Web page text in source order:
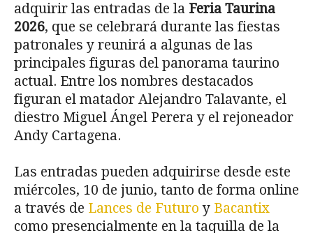
adquirir las entradas de la Feria Taurina
2026, que se celebrará durante las fiestas
patronales y reunirá a algunas de las
principales figuras del panorama taurino
actual. Entre los nombres destacados
figuran el matador Alejandro Talavante, el
diestro Miguel Ángel Perera y el rejoneador
Andy Cartagena.
Las entradas pueden adquirirse desde este
miércoles, 10 de junio, tanto de forma online
a través de Lances de Futuro y Bacantix
como presencialmente en la taquilla de la